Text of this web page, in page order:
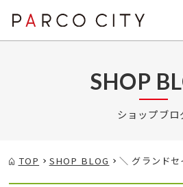
SHOP
ショップブロ
TOP SHOP BLOG ＼ グランド